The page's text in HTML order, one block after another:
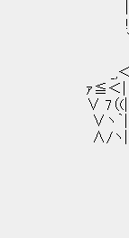
|**〈〈
! , ─ ノｰ-ソ
＼ _／ )）
_,ｒ＜ヘ7
_,＜示､,,ｒ
ｧ≦＜| |∧ヽ(に|i
∨ 7（(| |;∧ヽ
∨ヽ｀| |;;;∧
∧/ヽ|